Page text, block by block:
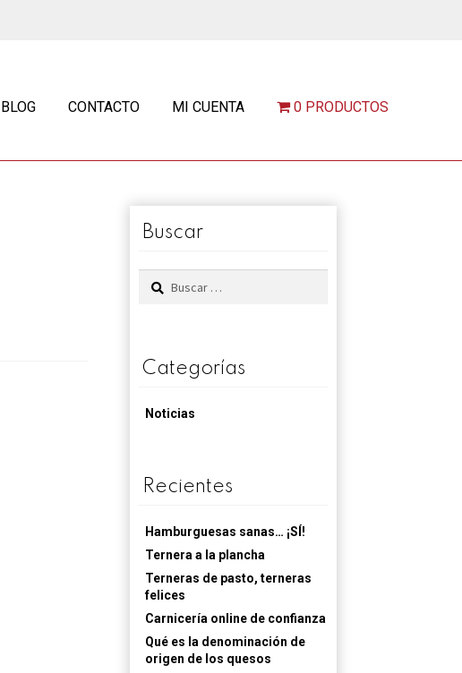
BLOG CONTACTO MI CUENTA 0 PRODUCTOS
Buscar
Buscar:
Categorías
Noticias
Recientes
Hamburguesas sanas… ¡SÍ!
Ternera a la plancha
Terneras de pasto, terneras
felices
Carnicería online de confianza
Qué es la denominación de
origen de los quesos